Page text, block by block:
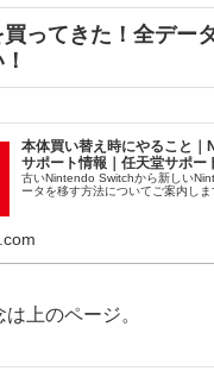
ってきた！全デー
本体買い替え時にやること
サポート情報｜任天堂サポー
古いNintendo Switchから新しい
ータを移す方法についてご案内しま
上のページ。